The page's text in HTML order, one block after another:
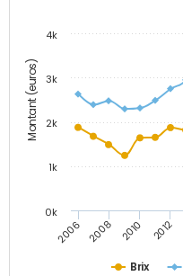
Montant (euros)
Brix
2006 2008 2010 2012
0k
1k
2k
3k
4k